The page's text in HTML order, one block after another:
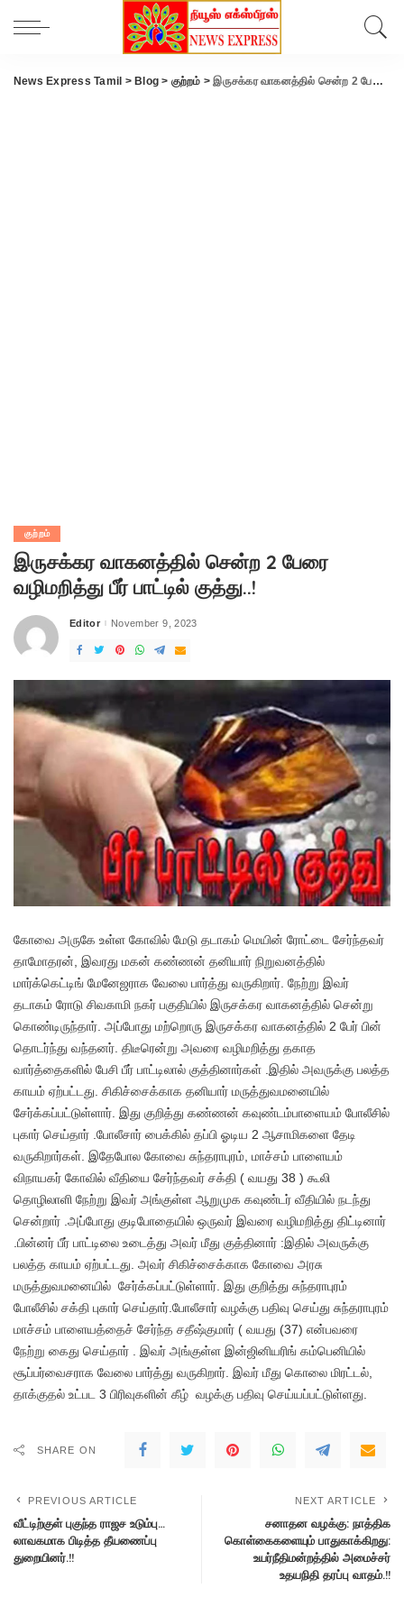
News Express Tamil > Blog > குற்றம் >இருசக்கர வாகனத்தில் சென்ற 2 பேரை வழிமறித்து பீர் பாட்டில் குத்து..!
குற்றம்
இருசக்கர வாகனத்தில் சென்ற 2 பேரை
வழிமறித்து பீர் பாட்டில் குத்து..!
Posted
Editor November 9, 2023
கோவை அருகே உள்ள கோவில் மேடு தடாகம் மெயின் ரோட்டை சேர்ந்தவர்
தாமோதரன், இவரது மகன் கண்ணன் தனியார் நிறுவனத்தில்
மார்க்கெட்டிங் மேனேஜராக வேலை பார்த்து வருகிறார். நேற்று இவர்
தடாகம் ரோடு சிவகாமி நகர் பகுதியில் இருசக்கர வாகனத்தில் சென்று
கொண்டிருந்தார். அப்போது மற்றொரு இருசக்கர வாகனத்தில் 2 பேர் பின்
தொடர்ந்து வந்தனர். திடீரென்று அவரை வழிமறித்து தகாத
வார்த்தைகளில் பேசி பீர் பாட்டிலால் குத்தினார்கள் .இதில் அவருக்கு பலத்த
காயம் ஏற்பட்டது. சிகிச்சைக்காக தனியார் மருத்துவமனையில்
சேர்க்கப்பட்டுள்ளார். இது குறித்து கண்ணன் கவுண்டம்பாளையம் போலீசில்
புகார் செய்தார் .போலீசார் பைக்கில் தப்பி ஓடிய 2 ஆசாமிகளை தேடி
வருகிறார்கள். இதேபோல கோவை சுந்தராபுரம், மாச்சம் பாளையம்
விநாயகர் கோவில் வீதியை சேர்ந்தவர் சக்தி ( வயது 38 ) கூலி
தொழிலாளி நேற்று இவர் அங்குள்ள ஆறுமுக கவுண்டர் வீதியில் நடந்து
சென்றார் .அப்போது குடிபோதையில் ஒருவர் இவரை வழிமறித்து திட்டினார்
.பின்னர் பீர் பாட்டிலை உடைத்து அவர் மீது குத்தினார் :இதில் அவருக்கு
பலத்த காயம் ஏற்பட்டது. அவர் சிகிச்சைக்காக கோவை அரசு
மருத்துவமனையில் சேர்க்கப்பட்டுள்ளார். இது குறித்து சுந்தராபுரம்
போலீசில் சக்தி புகார் செய்தார்.போலீசார் வழக்கு பதிவு செய்து சுந்தராபுரம்
மாச்சம் பாளையத்தைச் சேர்ந்த சதீஷ்குமார் ( வயது (37) என்பவரை
நேற்று கைது செய்தார் . இவர் அங்குள்ள இன்ஜினியரிங் கம்பெனியில்
சூப்பர்வைசராக வேலை பார்த்து வருகிறார். இவர் மீது கொலை மிரட்டல்,
தாக்குதல் உட்பட 3 பிரிவுகளின் கீழ் வழக்கு பதிவு செய்யப்பட்டுள்ளது.
SHARE ON
PREVIOUS ARTICLE
வீட்டிற்குள் புகுந்த ராஜச உடும்பு…
லாவகமாக பிடித்த தீயணைப்பு
துறையினர்.!!
NEXT ARTICLE
சனாதன வழக்கு: நாத்திக
கொள்கைகளையும் பாதுகாக்கிறது:
உயர்நீதிமன்றத்தில் அமைச்சர்
உதயநிதி தரப்பு வாதம்.!!